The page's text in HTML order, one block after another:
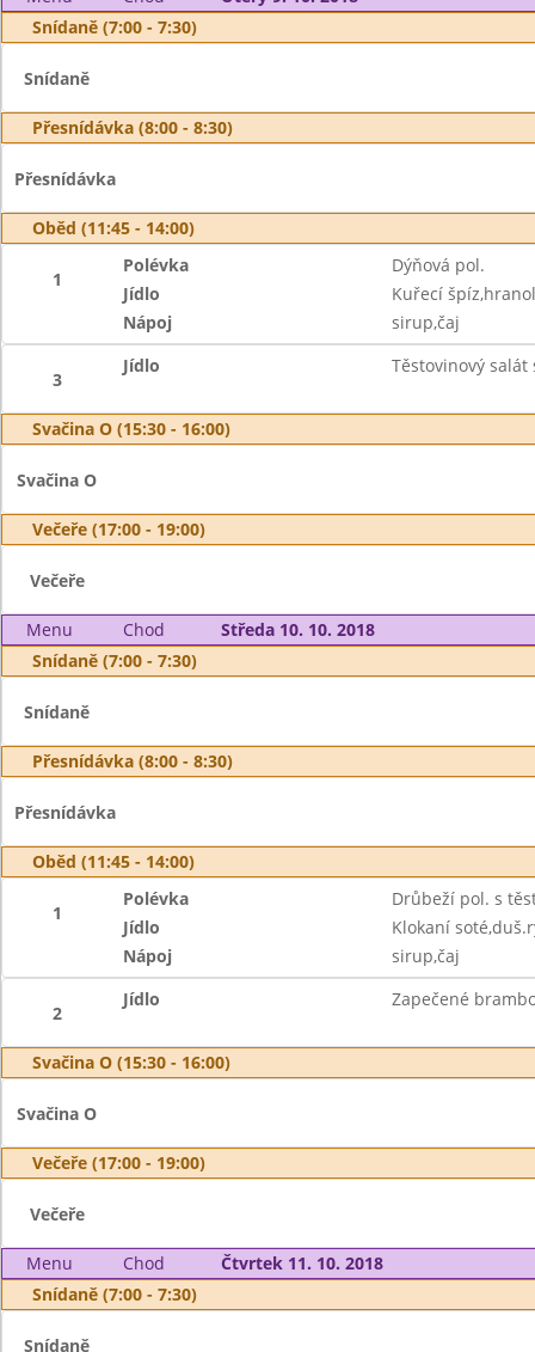
Snídaně (7:00 - 7:30)
Snídaně
Přesnídávka (8:00 - 8:30)
Přesnídávka
Oběd (11:45 - 14:00)
1
Polévka
Dýňová pol.
Jídlo
Kuřecí
Nápoj
sirup,čaj
3
Jídlo Těstovinový
Svačina O (15:30 - 16:00)
Svačina O
Večeře (17:00 - 19:00)
Večeře
Menu Chod
Středa 10. 10. 2018
Snídaně (7:00 - 7:30)
Snídaně
Přesnídávka (8:00 - 8:30)
Přesnídávka
Oběd (11:45 - 14:00)
1
Polévka
Drůbeží pol. s
Jídlo
Klokaní
Nápoj
sirup,čaj
2
Jídlo Zapečené
Svačina O (15:30 - 16:00)
Svačina O
Večeře (17:00 - 19:00)
Večeře
Menu Chod
Čtvrtek 11. 10. 2018
Snídaně (7:00 - 7:30)
Snídaně